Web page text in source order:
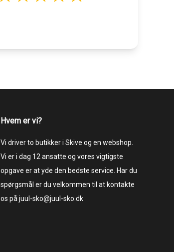
Hvem er vi?
Vi driver to butikker i Skive og en webshop.
Vi er i dag 12 ansatte og vores vigtigste
opgave er at yde den bedste service. Har du
spørgsmål er du velkommen til at kontakte
os på juul-sko@juul-sko.dk